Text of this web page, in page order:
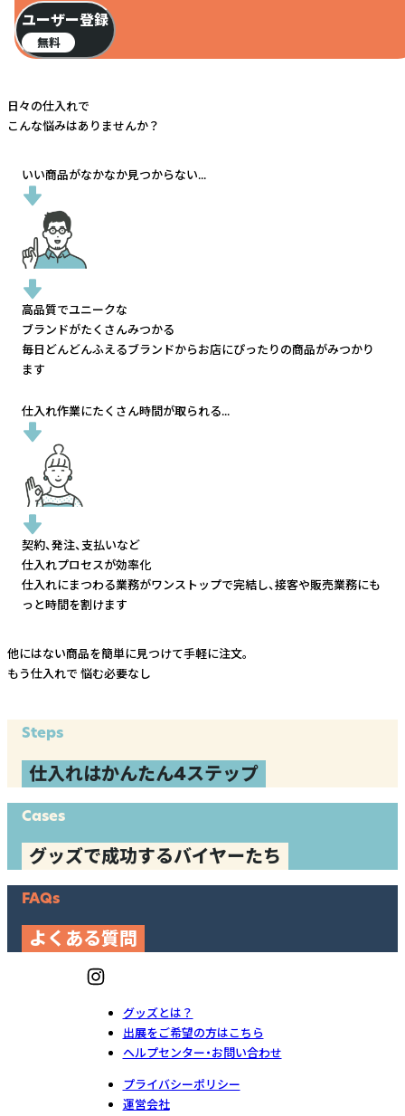
ユーザー登録
無料
日々の仕入れで
こんな悩みはありませんか？
いい商品がなかなか見つからない...
高品質でユニークな
ブランドがたくさんみつかる
毎日どんどんふえるブランドからお店にぴったりの商品がみつかり
ます
仕入れ作業にたくさん時間が取られる...
契約、発注、支払いなど
仕入れプロセスが効率化
仕入れにまつわる業務がワンストップで完結し、接客や販売業務にも
っと時間を割けます
他にはない商品を簡単に見つけて手軽に注文。
もう仕入れで 悩む必要なし
Steps
仕入れはかんたん4ステップ
Cases
グッズで成功するバイヤーたち
FAQs
よくある質問
グッズとは？
出展をご希望の方はこちら
ヘルプセンター・お問い合わせ
プライバシーポリシー
運営会社